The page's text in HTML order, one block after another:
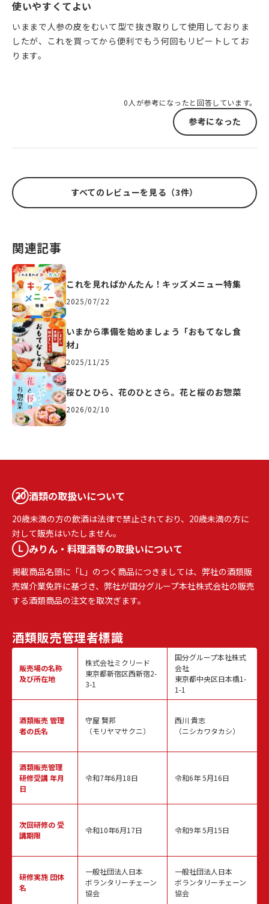
使いやすくてよい
いままで人参の皮をむいて型で抜き取りして使用しておりま
したが、これを買ってから便利でもう何回もリピートしてお
ります。
0人が参考になったと回答しています。
参考になった
すべてのレビューを見る（3件）
関連記事
これを見ればかんたん！キッズメニュー特集
2025/07/22
いまから準備を始めましょう「おもてなし食
材」
2025/11/25
桜ひとひら、花のひとさら。花と桜のお惣菜
2026/02/10
酒類の取扱いについて
20歳未満の方の飲酒は法律で禁止されており、20歳未満の方に
対して販売はいたしません。
みりん・料理酒等の取扱いについて
掲載商品名頭に「L」のつく商品につきましては、弊社の酒類販
売媒介業免許に基づき、弊社が国分グループ本社株式会社の販売
する酒類商品の注文を取次ぎます。
酒類販売管理者標識
販売場の名称
及び所在地
酒類販売管理
者の氏名
酒類販売管理
研修受講 年月
日
次回研修の受
講期限
研修実施 団体
名
株式会社ミクリード
東京都新宿区西新宿2-
3-1
守屋 賢邦
（モリヤマサクニ）
令和7年6月18日
令和10年6月17日
一般社団法人日本
ボランタリーチェーン
協会
国分グループ本社株式
会社
東京都中央区日本橋1-
1-1
西川 貴志
（ニシカワタカシ）
令和6年 5月16日
令和9年 5月15日
一般社団法人日本
ボランタリーチェーン
協会